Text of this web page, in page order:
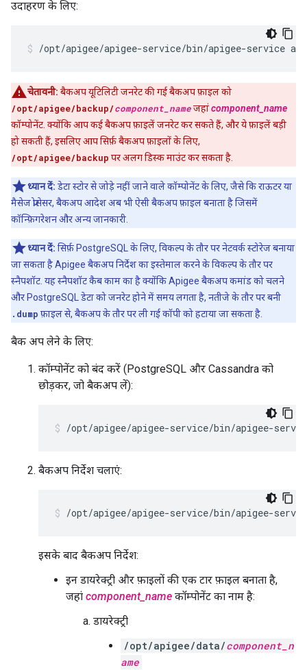
उदाहरण के लिए:
/opt/apigee/apigee-service/bin/apigee-service
चेतावनी: बैकअप यूटिलिटी जनरेट की गई बैकअप फ़ाइल को
/opt/apigee/backup/component_nameजहांcomponent_name
कॉम्पोनेंट. क्योंकि आप कई बैकअप फ़ाइलें जनरेट कर सकते हैं, और ये फ़ाइलें बड़ी
हो सकती हैं, इसलिए आप सिर्फ़ बैकअप फ़ाइलों के लिए,
/opt/apigee/backup पर अलग डिस्क माउंट कर सकता है.
ध्यान दें: डेटा स्टोर से जोड़े नहीं जाने वाले कॉम्पोनेंट के लिए, जैसे कि राऊटर या
मैसेज प्रोसेसर, बैकअप आदेश अब भी ऐसी बैकअप फ़ाइल बनाता है जिसमें
कॉन्फ़िगरेशन और अन्य जानकारी.
ध्यान दें: सिर्फ़ PostgreSQL के लिए, विकल्प के तौर पर नेटवर्क स्टोरेज बनाया
जा सकता है Apigee बैकअप निर्देश का इस्तेमाल करने के विकल्प के तौर पर
स्नैपशॉट. यह स्नैपशॉट कैब काम का है क्योंकि Apigee बैकअप कमांड को चलने
और PostgreSQL डेटा को जनरेट होने में समय लगता है, नतीजे के तौर पर बनी
.dump फ़ाइल से, बैकअप के तौर पर ली गई कॉपी को हटाया जा सकता है.
बैक अप लेने के लिए:
कॉम्पोनेंट को बंद करें (PostgreSQL और Cassandra को
छोड़कर, जो बैकअप लें):
/opt/apigee/apigee-service/bin/apigee-
बैकअप निर्देश चलाएं:
/opt/apigee/apigee-service/bin/apigee-
इसके बाद बैकअप निर्देश:
इन डायरेक्ट्री और फ़ाइलों की एक टार फ़ाइल बनाता है,
जहां component_name कॉम्पोनेंट का नाम है:
डायरेक्ट्री
/opt/apigee/data/component_n
ame